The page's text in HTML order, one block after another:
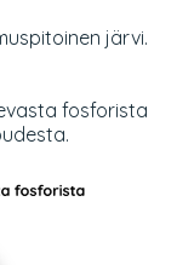
järvi.
fosforista